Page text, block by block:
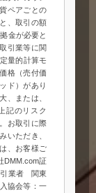
ペアごとの
、取引の額
金が必要と
引業等に関
量的計算モ
格（売付価
ド）があり
、または、
記のリスク
お取引に際
いただき、
、お客様ご
DMM.com証
引業者 関東
協会等：一